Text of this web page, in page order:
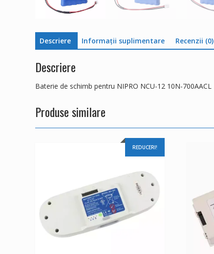
Descriere Informații suplimentare Recenzii (0)
Descriere
Baterie de schimb pentru NIPRO NCU-12 10N-700AACL
Produse similare
REDUCERI!